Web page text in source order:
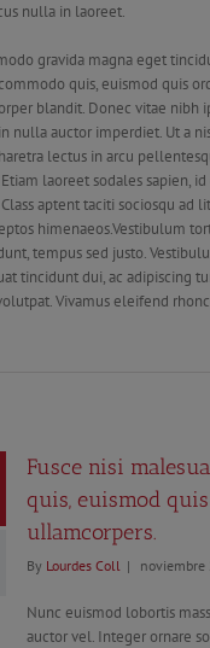
nulla in laoreet.
gravida magna eget
quis, euismod quis
blandit. Donec vitae nibh
nulla auctor imperdiet. Ut a
lectus in arcu
laoreet sodales sapien,
aptent taciti sociosqu ad
himenaeos.Vestibulum
tempus sed justo.
tincidunt dui, ac adipiscing
Vivamus eleifend
Fusce nisi
quis, euismod
ullamcorpers.
By Lourdes Coll |
Nunc euismod lobortis
auctor vel. Integer ornare